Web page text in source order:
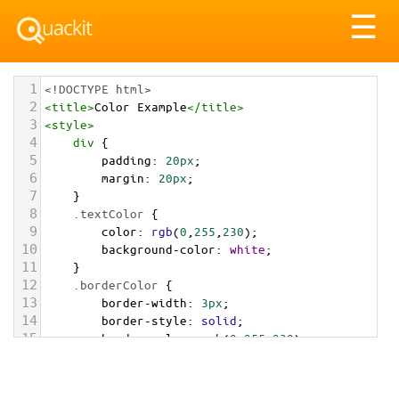
☰
1 <!DOCTYPE html>
2 <title>Color Example</title>
3 <style>
4 div {
5 padding: 20px;
6 margin: 20px;
7 }
8 .textColor {
9 color: rgb(0 255 230);
10 background-color: white;
11 }
12 .borderColor {
13 border-width: 3px;
14 border-style: solid;
15 border-color: rgb(0,255,230);